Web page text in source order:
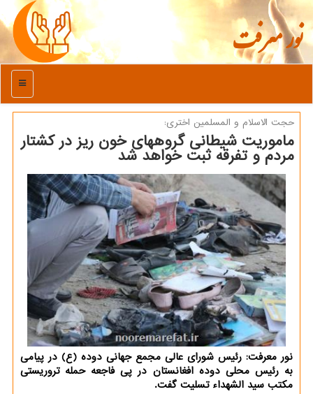
نور معرفت
منو
حجت الاسلام و المسلمین اختری:
ماموریت شیطانی گروههای خون ریز در كشتار
مردم و تفرقه ثبت خواهد شد
نور معرفت: رئیس شورای عالی مجمع جهانی دوده (ع) در پیامی
به رئیس محلی دوده افغانستان در پی فاجعه حمله تروریستی
مکتب سید الشهداء تسلیت گفت.